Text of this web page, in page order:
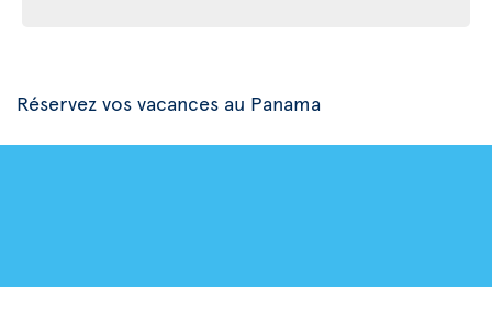
Réservez vos vacances au Panama